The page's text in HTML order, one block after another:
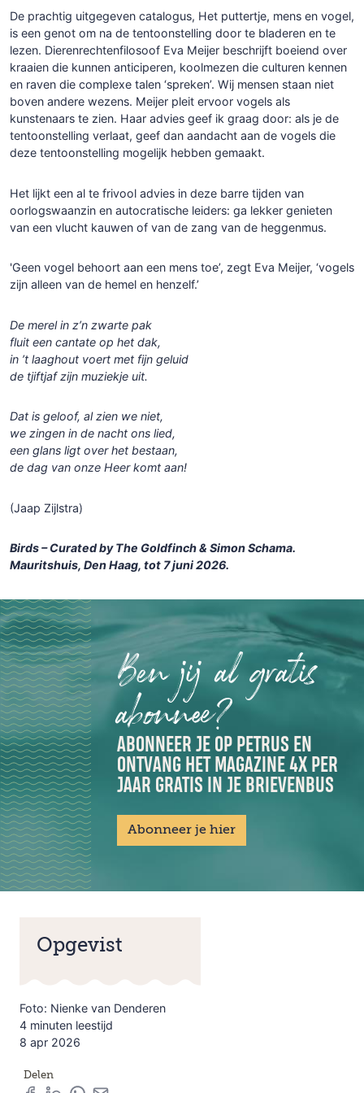
De prachtig uitgegeven catalogus, Het puttertje, mens en vogel,
is een genot om na de tentoonstelling door te bladeren en te
lezen. Dierenrechtenfilosoof Eva Meijer beschrijft boeiend over
kraaien die kunnen anticiperen, koolmezen die culturen kennen
en raven die complexe talen ‘spreken’. Wij mensen staan niet
boven andere wezens. Meijer pleit ervoor vogels als
kunstenaars te zien. Haar advies geef ik graag door: als je de
tentoonstelling verlaat, geef dan aandacht aan de vogels die
deze tentoonstelling mogelijk hebben gemaakt.
Het lijkt een al te frivool advies in deze barre tijden van
oorlogswaanzin en autocratische leiders: ga lekker genieten
van een vlucht kauwen of van de zang van de heggenmus.
'Geen vogel behoort aan een mens toe’, zegt Eva Meijer, ‘vogels
zijn alleen van de hemel en henzelf.’
De merel in z’n zwarte pak
fluit een cantate op het dak,
in ’t laaghout voert met fijn geluid
de tjiftjaf zijn muziekje uit.
Dat is geloof, al zien we niet,
we zingen in de nacht ons lied,
een glans ligt over het bestaan,
de dag van onze Heer komt aan!
(Jaap Zijlstra)
Birds – Curated by The Goldfinch & Simon Schama.
Mauritshuis, Den Haag, tot 7 juni 2026.
Ben jij al gratis
abonnee?
ABONNEER JE OP PETRUS EN
ONTVANG HET MAGAZINE 4X PER
JAAR GRATIS IN JE BRIEVENBUS
Abonneer je hier
Opgevist
Foto: Nienke van Denderen
4 minuten leestijd
8 apr 2026
Delen